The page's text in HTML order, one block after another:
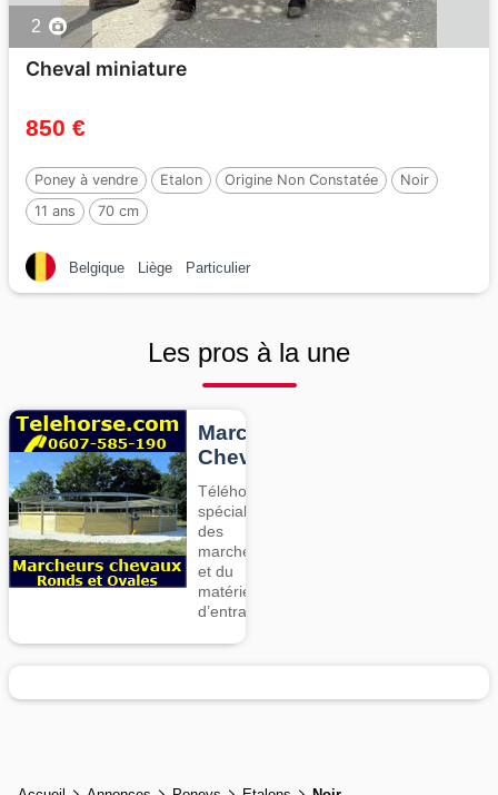
2
Cheval miniature
850 €
Poney à vendre Etalon Origine Non Constatée
Noir
11 ans
70 cm
Belgique Liège Particulier
Les pros à la une
Marcheurs
Chevaux
Téléhorse,
spécialiste
des
marcheurs
et du
matériel
d’entrainement